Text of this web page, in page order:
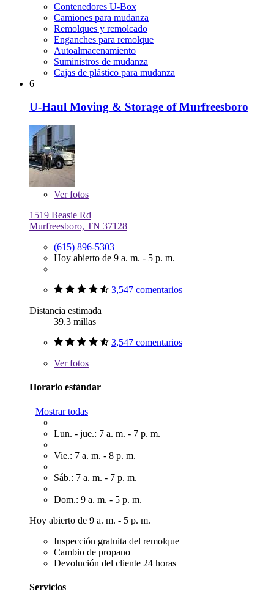
Contenedores U-Box
Camiones para mudanza
Remolques y remolcado
Enganches para remolque
Autoalmacenamiento
Suministros de mudanza
Cajas de plástico para mudanza
6
U-Haul Moving & Storage of Murfreesboro
Verfotos
1519 Beasie Rd
Murfreesboro, TN 37128
(615) 896-5303
Hoy abierto de 9 a. m. - 5 p. m.
3,547 comentarios
Distancia estimada
39.3 millas
3,547 comentarios
Verfotos
Horario estándar
Mostrar todas
Lun. - jue.: 7 a. m. - 7 p. m.
Vie.: 7 a. m. - 8 p. m.
Sáb.: 7 a. m. - 7 p. m.
Dom.: 9 a. m. - 5 p. m.
Hoy abierto de 9 a. m. - 5 p. m.
Inspección gratuita del remolque
Cambio de propano
Devolución del cliente 24 horas
Servicios